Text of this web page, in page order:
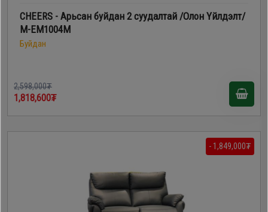
CHEERS - Арьсан буйдан 2 суудалтай /Олон Үйлдэлт/
M-EM1004M
Буйдан
2,598,000₮
1,818,600₮
- 1,849,000₮